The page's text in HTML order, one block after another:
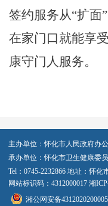
签约服务从“扩面
在家门口就能享
康守门人服务。
主办单位：怀化市人民政府办
承办单位：怀化市卫生健康委
Tel：0745-2232866 地址：怀
网站标识码：4312000017 湘
湘公网安备